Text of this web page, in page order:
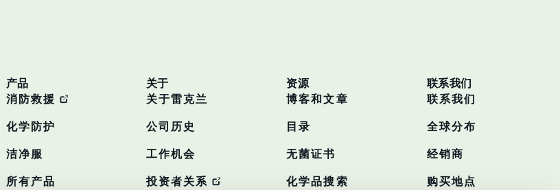
产品
消防救援
化学防护
洁净服
所有产品
关于
关于雷克兰
公司历史
工作机会
投资者关系
资源
博客和文章
目录
无菌证书
化学品搜索
联系我们
联系我们
全球分布
经销商
购买地点